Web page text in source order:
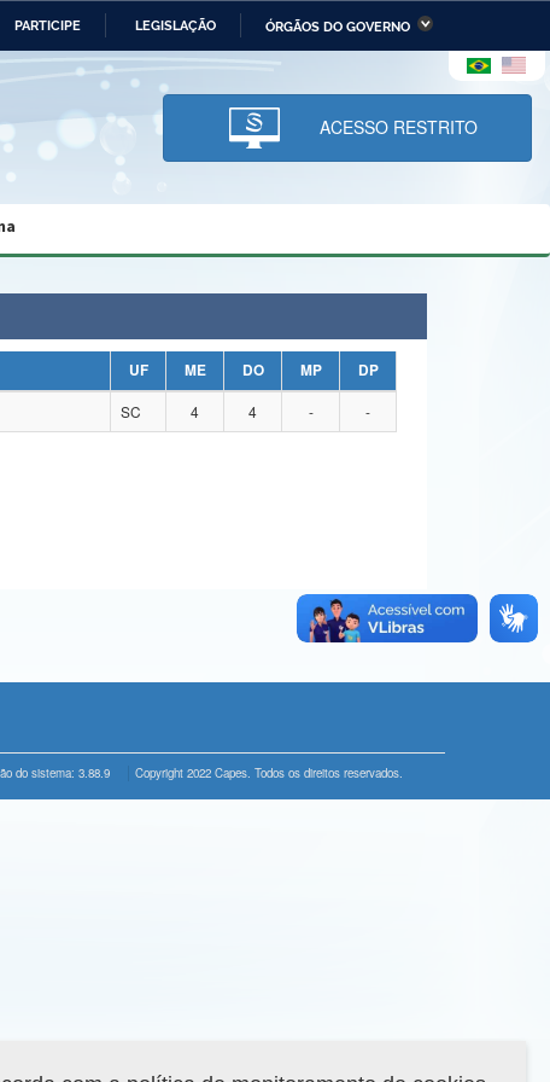
PARTICIPE LEGISLAÇÃO ÓRGÃOS DO GOVERNO
da Economia Ministério da Infraestrutura
Ministério da Ciência,
Tecnologia, Inovações e
Comunicações
Direitos Humanos
ACESSO RESTRITO
UF ME DO MP
DP
SC 4 4 - -
do sistema: 3.88.9 Copyright 2022 Capes. Todos os direitos reservados.